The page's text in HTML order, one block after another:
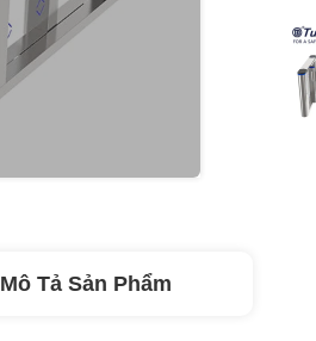
Mô Tả Sản Phẩm